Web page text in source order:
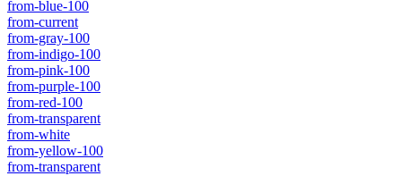
from-blue-100
from-current
from-gray-100
from-indigo-100
from-pink-100
from-purple-100
from-red-100
from-transparent
from-white
from-yellow-100
from-transparent